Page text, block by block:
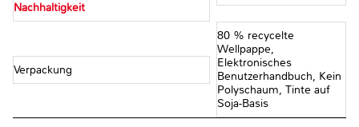
Nachhaltigkeit
Verpackung
80 % recycelte
Wellpappe,
Elektronisches
Benutzerhandbuch, Kein
Polyschaum, Tinte auf
Soja-Basis